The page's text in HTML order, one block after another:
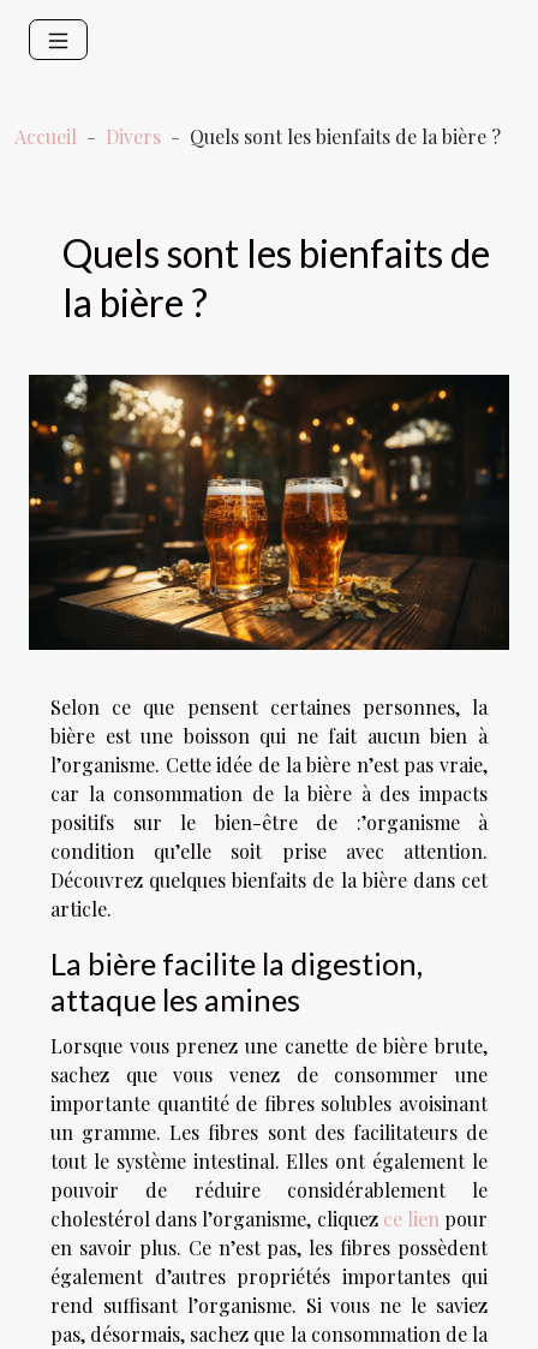
Accueil Divers Quels sont les bienfaits de la bière ?
Quels sont les bienfaits de
la bière ?
Selon ce que pensent certaines personnes, la
bière est une boisson qui ne fait aucun bien à
l’organisme. Cette idée de la bière n’est pas vraie,
car la consommation de la bière à des impacts
positifs sur le bien-être de :’organisme à
condition qu’elle soit prise avec attention.
Découvrez quelques bienfaits de la bière dans cet
article.
La bière facilite la digestion,
attaque les amines
Lorsque vous prenez une canette de bière brute,
sachez que vous venez de consommer une
importante quantité de fibres solubles avoisinant
un gramme. Les fibres sont des facilitateurs de
tout le système intestinal. Elles ont également le
pouvoir de réduire considérablement le
cholestérol dans l’organisme, cliquez ce lienpour
en savoir plus. Ce n’est pas, les fibres possèdent
également d’autres propriétés importantes qui
rend suffisant l’organisme. Si vous ne le saviez
pas, désormais, sachez que la consommation de la